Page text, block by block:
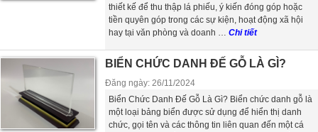
thiết kế để thu thập lá phiếu, ý kiến đóng góp hoặc
tiền quyên góp trong các sự kiện, hoạt động xã hội
hay tại văn phòng và doanh … Chi tiết
BIỂN CHỨC DANH ĐẾ GỖ LÀ GÌ?
Đăng ngày: 26/11/2024
Biển Chức Danh Đế Gỗ Là Gì? Biển chức danh gỗ là
một loại bảng biển được sử dụng để hiển thị danh
chức, gọi tên và các thông tin liên quan đến một cá